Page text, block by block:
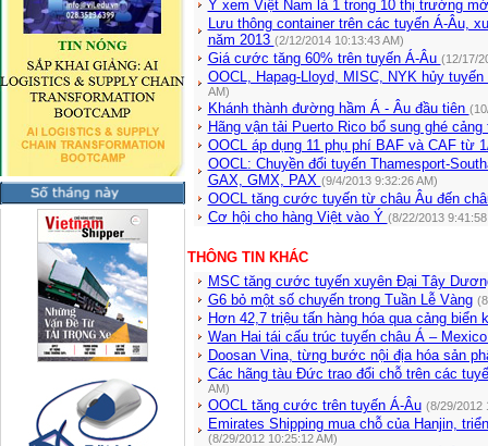
Ý xem Việt Nam là 1 trong 10 thị trường
Lưu thông container trên các tuyến Á-Âu,
năm 2013 (2/12/2014 10:13:43 AM)
Giá cước tăng 60% trên tuyến Á-Âu (12/17/
OOCL, Hapag-Lloyd, MISC, NYK hủy
AM)
Khánh thành đường hầm Á - Âu đầu tiên
Hãng vận tải Puerto Rico bổ sung ghé
OOCL áp dụng 11 phụ phí BAF và CAF từ
OOCL: Chuyền đổi tuyến Thamesport-
GAX, GMX, PAX (9/4/2013 9:32:26 AM)
OOCL tăng cước tuyến từ châu Âu đến
Cơ hội cho hàng Việt vào Ý (8/22/2013 9:41:58
THÔNG TIN KHÁC
MSC tăng cước tuyến xuyên Đại Tây
G6 bỏ một số chuyến trong Tuần Lễ Vàng
Hơn 42,7 triệu tấn hàng hóa qua cảng biển
Wan Hai tái cấu trúc tuyến châu Á –
Doosan Vina, từng bước nội địa hóa sản
Các hãng tàu Đức trao đổi chỗ trên các
AM)
OOCL tăng cước trên tuyến Á-Âu (8/29/2012
Emirates Shipping mua chỗ của Hanjin,
(8/29/2012 10:25:12 AM)